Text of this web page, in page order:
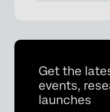
Get the
events,
launches